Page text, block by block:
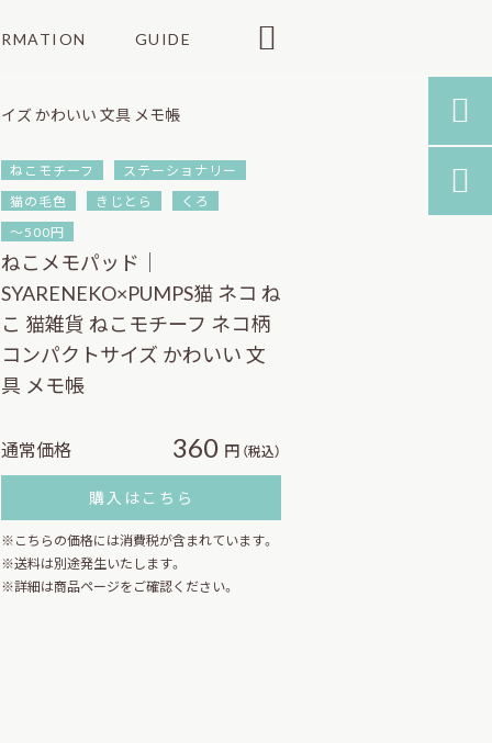
GUIDE 
ズ かわいい 文具 メモ帳
ねこモチーフ
ステーショナリー
猫の毛色
きじとら
くろ
～500円
ねこメモパッド｜
SYARENEKO×PUMPS猫 ネコ ね
こ 猫雑貨 ねこモチーフ ネコ柄
コンパクトサイズ かわいい 文
具 メモ帳
通常価格 360 円 （税込）
購入はこちら
※こちらの価格には消費税が含まれています。
※送料は別途発生いたします。
※詳細は商品ページをご確認ください。

